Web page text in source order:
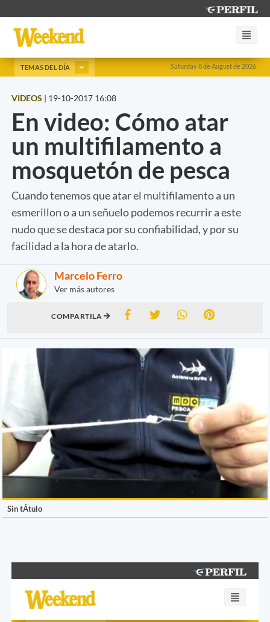
Saturday 8 de August de 2026
TEMAS DEL DÍA
VIDEOS | 19-10-2017 16:08
En video: Cómo atar
un multifilamento a
mosquetón de pesca
Cuando tenemos que atar el multifilamento a un
esmerillon o a un señuelo podemos recurrir a este
nudo que se destaca por su confiabilidad, y por su
facilidad a la hora de atarlo.
Marcelo Ferro
Ver más autores
COMPARTILA
Sin tÃ­tulo